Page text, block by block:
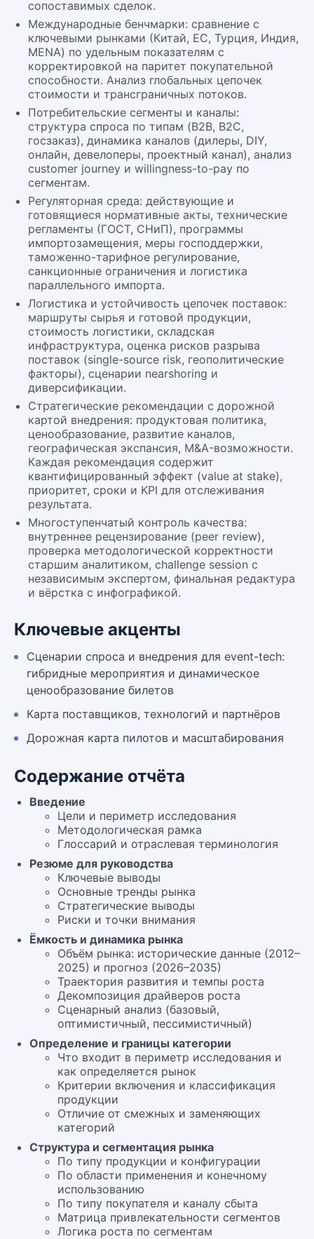
сопоставимых сделок.
Международные бенчмарки: сравнение с
ключевыми рынками (Китай, ЕС, Турция, Индия,
MENA) по удельным показателям с
корректировкой на паритет покупательной
способности. Анализ глобальных цепочек
стоимости и трансграничных потоков.
Потребительские сегменты и каналы:
структура спроса по типам (B2B, B2C,
госзаказ), динамика каналов (дилеры, DIY,
онлайн, девелоперы, проектный канал), анализ
customer journey и willingness-to-pay по
сегментам.
Регуляторная среда: действующие и
готовящиеся нормативные акты, технические
регламенты (ГОСТ, СНиП), программы
импортозамещения, меры господдержки,
таможенно-тарифное регулирование,
санкционные ограничения и логистика
параллельного импорта.
Логистика и устойчивость цепочек поставок:
маршруты сырья и готовой продукции,
стоимость логистики, складская
инфраструктура, оценка рисков разрыва
поставок (single-source risk, геополитические
факторы), сценарии nearshoring и
диверсификации.
Стратегические рекомендации с дорожной
картой внедрения: продуктовая политика,
ценообразование, развитие каналов,
географическая экспансия, M&A-возможности.
Каждая рекомендация содержит
квантифицированный эффект (value at stake),
приоритет, сроки и KPI для отслеживания
результата.
Многоступенчатый контроль качества:
внутреннее рецензирование (peer review),
проверка методологической корректности
старшим аналитиком, challenge session с
независимым экспертом, финальная редактура
и вёрстка с инфографикой.
Ключевые акценты
Сценарии спроса и внедрения для event-tech:
гибридные мероприятия и динамическое
ценообразование билетов
Карта поставщиков, технологий и партнёров
Дорожная карта пилотов и масштабирования
Содержание отчёта
Введение
Цели и периметр исследования
Методологическая рамка
Глоссарий и отраслевая терминология
Резюме для руководства
Ключевые выводы
Основные тренды рынка
Стратегические выводы
Риски и точки внимания
Ёмкость и динамика рынка
Объём рынка: исторические данные (2012–
2025) и прогноз (2026–2035)
Траектория развития и темпы роста
Декомпозиция драйверов роста
Сценарный анализ (базовый,
оптимистичный, пессимистичный)
Определение и границы категории
Что входит в периметр исследования и
как определяется рынок
Критерии включения и классификация
продукции
Отличие от смежных и заменяющих
категорий
Структура и сегментация рынка
По типу продукции и конфигурации
По области применения и конечному
использованию
По типу покупателя и каналу сбыта
Матрица привлекательности сегментов
Логика роста по сегментам